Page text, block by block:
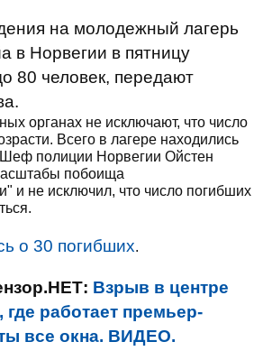
на молодежный лагерь
в Норвегии в пятницу
80 человек, передают
органах не исключают, что число
Всего в лагере находились
Шеф полиции Норвегии Ойстен
побоища
и не исключил, что число погибших
о 30 погибших.
Взрыв в центре
работает премьер-
все окна. ВИДЕО.